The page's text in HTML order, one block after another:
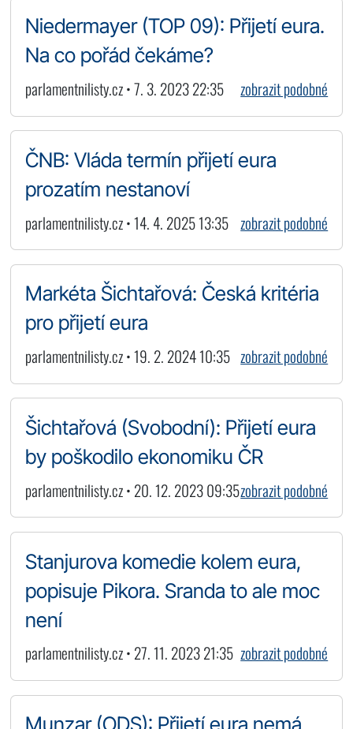
Niedermayer (TOP 09): Přijetí eura.
Na co pořád čekáme?
parlamentnilisty.cz • 7. 3. 2023 22:35 zobrazit podobné
ČNB: Vláda termín přijetí eura
prozatím nestanoví
parlamentnilisty.cz • 14. 4. 2025 13:35 zobrazit podobné
Markéta Šichtařová: Česká kritéria
pro přijetí eura
parlamentnilisty.cz • 19. 2. 2024 10:35 zobrazit podobné
Šichtařová (Svobodní): Přijetí eura
by poškodilo ekonomiku ČR
parlamentnilisty.cz • 20. 12. 2023 09:35zobrazit podobné
Stanjurova komedie kolem eura,
popisuje Pikora. Sranda to ale moc
není
parlamentnilisty.cz • 27. 11. 2023 21:35 zobrazit podobné
Munzar (ODS): Přijetí eura nemá